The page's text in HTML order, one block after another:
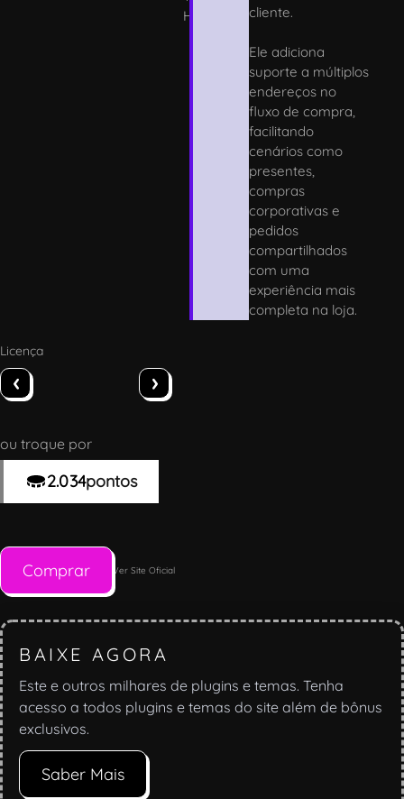
H
cliente.
Ele adiciona
suporte a múltiplos
endereços no
fluxo de compra,
facilitando
cenários como
presentes,
compras
corporativas e
pedidos
compartilhados
com uma
experiência mais
completa na loja.
Licença
‹ ›
ou troque por
2.034pontos
Comprar Ver Site Oficial
BAIXE AGORA
Este e outros milhares de plugins e temas. Tenha
acesso a todos plugins e temas do site além de bônus
exclusivos.
Saber Mais